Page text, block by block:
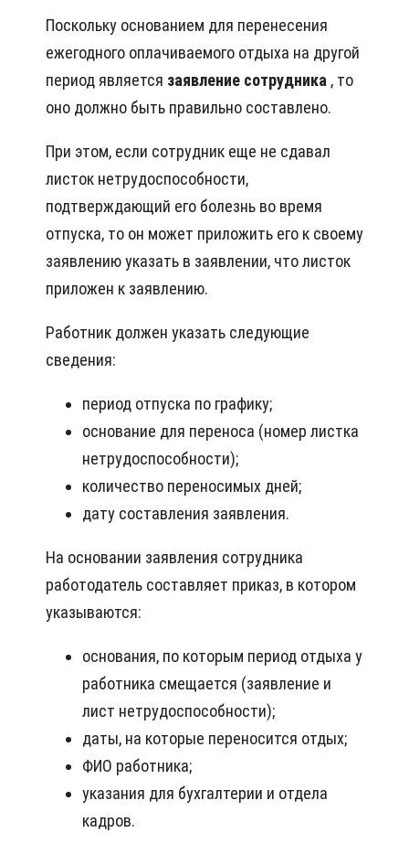
Поскольку основанием для перенесения
ежегодного оплачиваемого отдыха на другой
период является заявление сотрудника , то
оно должно быть правильно составлено.
При этом, если сотрудник еще не сдавал
листок нетрудоспособности,
подтверждающий его болезнь во время
отпуска, то он может приложить его к своему
заявлению указать в заявлении, что листок
приложен к заявлению.
Работник должен указать следующие
сведения:
период отпуска по графику;
основание для переноса (номер листка
нетрудоспособности);
количество переносимых дней;
дату составления заявления.
На основании заявления сотрудника
работодатель составляет приказ, в котором
указываются:
основания, по которым период отдыха у
работника смещается (заявление и
лист нетрудоспособности);
даты, на которые переносится отдых;
ФИО работника;
указания для бухгалтерии и отдела
кадров.